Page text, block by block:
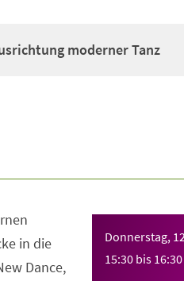
moderner Tanz
Donnerstag,
15:30 bis 16:30
in die
Dance,